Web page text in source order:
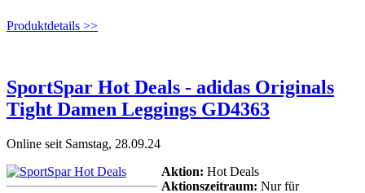
Produktdetails >>
SportSpar Hot Deals - adidas Originals
Tight Damen Leggings GD4363
Online seit Samstag, 28.09.24
Aktion: Hot Deals
Aktionszeitraum: Nur für